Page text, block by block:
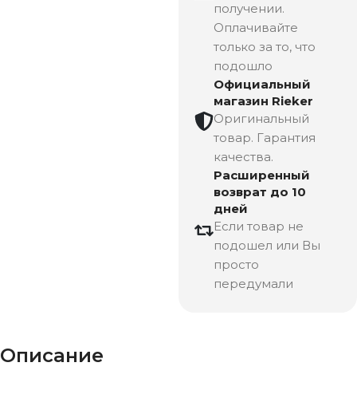
получении.
Оплачивайте
только за то, что
подошло
Официальный
магазин Rieker
Оригинальный
товар. Гарантия
качества.
Расширенный
возврат до 10
дней
Если товар не
подошел или Вы
просто
передумали
Описание